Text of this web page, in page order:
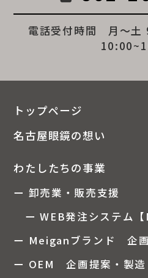
電話受付時間 月～
トップページ
名古屋眼鏡の想い
わたしたちの事業
ー 卸売業・販売支援
ー WEB発注システム【
ー Meiganブランド 企
ー OEM 企画提案・製造